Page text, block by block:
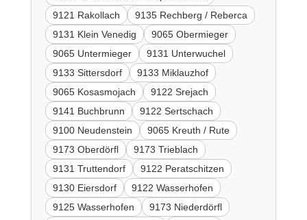
9121 Rakollach
9135 Rechberg / Reberca
9131 Klein Venedig
9065 Obermieger
9065 Untermieger
9131 Unterwuchel
9133 Sittersdorf
9133 Miklauzhof
9065 Kosasmojach
9122 Srejach
9141 Buchbrunn
9122 Sertschach
9100 Neudenstein
9065 Kreuth / Rute
9173 Oberdörfl
9173 Trieblach
9131 Truttendorf
9122 Peratschitzen
9130 Eiersdorf
9122 Wasserhofen
9125 Wasserhofen
9173 Niederdörfl